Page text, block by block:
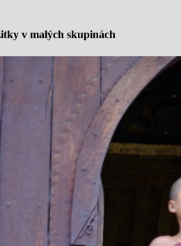
v malých skupinách